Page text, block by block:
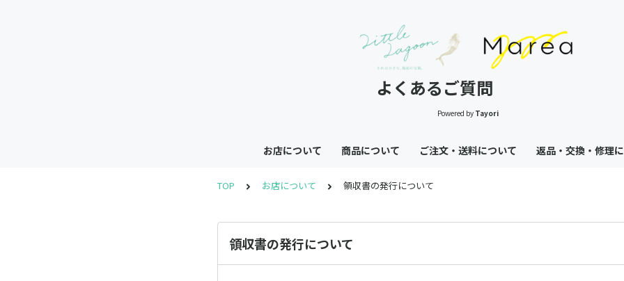
よくあるご質問
Powered by Tayori
お店について 商品について ご注文・送料について 返品・交換・修理
TOP お店について 領収書の発行について
領収書の発行について